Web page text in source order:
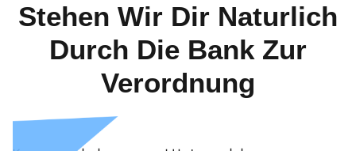
Stehen Wir Dir Naturlich
Durch Die Bank Zur
Verordnung